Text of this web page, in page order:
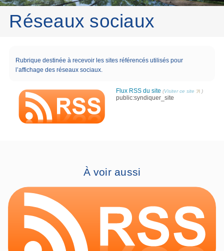
Réseaux sociaux
Rubrique destinée à recevoir les sites référencés utilisés pour
l’affichage des réseaux sociaux.
Flux RSS du site (Visiter ce site )
public:syndiquer_site
À voir aussi